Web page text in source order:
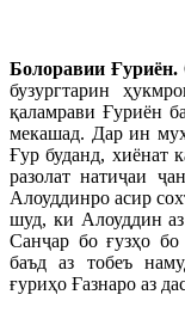
Болоравии Ғуриён.
бузургтарин
қаламрави Ғуриён
мекашад. Дар ин
Ғур буданд, хиёнат
разолат натиҷаи
Алоуддинро асир
шуд, ки Алоуддин
Санҷар бо ғузҳо
баъд аз тобеъ
ғуриҳо Ғазнаро аз